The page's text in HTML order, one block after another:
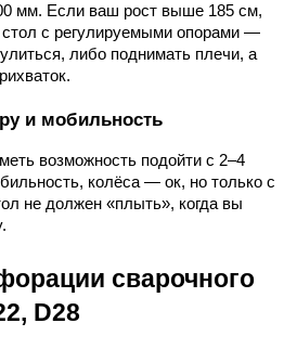
мм. Если ваш рост выше 185 см,
с регулируемыми опорами —
либо поднимать плечи, а
и мобильность
возможность подойти с 2–4
колёса — ок, но только с
не должен «плыть», когда вы
сварочного
D28